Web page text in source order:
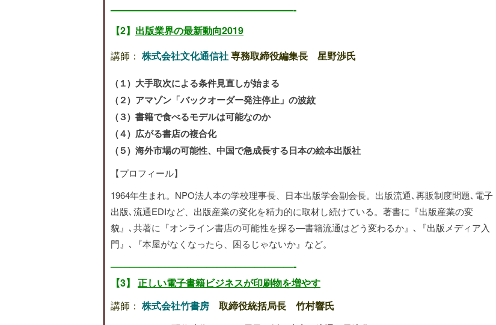
———————————————————-
【2】 出版業界の最新動向2019
講師： 株式会社文化通信社専務取締役編集長 星野渉氏
(１) 大手取次による条件見直しが始まる
(２) アマゾン「バックオーダー発注停止」の波紋
(３) 書籍で食べるモデルは可能なのか
(４) 広がる書店の複合化
(５) 海外市場の可能性、中国で急成長する日本の絵本出版社
【プロフィール】
1964年生まれ。NPO法人本の学校理事長、日本出版学会副会長。出版流通､再販制度問題､電子
出版､流通EDIなど、出版産業の変化を精力的に取材し続けている。著書に『出版産業の変
貌』､共著に『オンライン書店の可能性を探る―書籍流通はどう変わるか』､『出版メディア入
門』､『本屋がなくなったら、困るじゃないか』など。
———————————————————-
【3】 正しい電子書籍ビジネスが印刷物を増やす
講師： 株式会社竹書房 取締役統括局長 竹村響氏